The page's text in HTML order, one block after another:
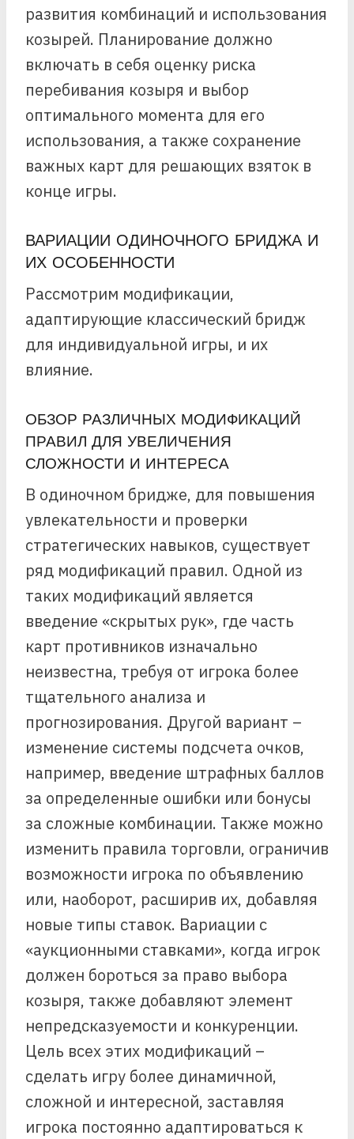
развития комбинаций и использования
козырей. Планирование должно
включать в себя оценку риска
перебивания козыря и выбор
оптимального момента для его
использования, а также сохранение
важных карт для решающих взяток в
конце игры.
ВАРИАЦИИ ОДИНОЧНОГО БРИДЖА И
ИХ ОСОБЕННОСТИ
Рассмотрим модификации,
адаптирующие классический бридж
для индивидуальной игры, и их
влияние.
ОБЗОР РАЗЛИЧНЫХ МОДИФИКАЦИЙ
ПРАВИЛ ДЛЯ УВЕЛИЧЕНИЯ
СЛОЖНОСТИ И ИНТЕРЕСА
В одиночном бридже, для повышения
увлекательности и проверки
стратегических навыков, существует
ряд модификаций правил. Одной из
таких модификаций является
введение «скрытых рук», где часть
карт противников изначально
неизвестна, требуя от игрока более
тщательного анализа и
прогнозирования. Другой вариант –
изменение системы подсчета очков,
например, введение штрафных баллов
за определенные ошибки или бонусы
за сложные комбинации. Также можно
изменить правила торговли, ограничив
возможности игрока по объявлению
или, наоборот, расширив их, добавляя
новые типы ставок. Вариации с
«аукционными ставками», когда игрок
должен бороться за право выбора
козыря, также добавляют элемент
непредсказуемости и конкуренции.
Цель всех этих модификаций –
сделать игру более динамичной,
сложной и интересной, заставляя
игрока постоянно адаптироваться к